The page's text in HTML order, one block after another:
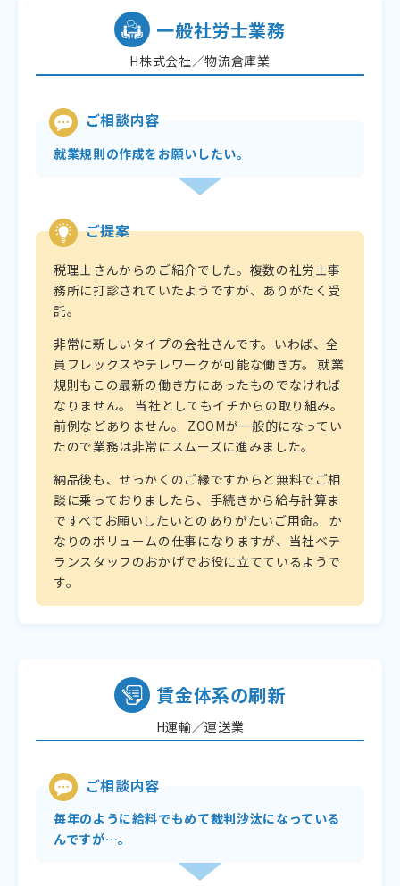
一般社労士業務
H株式会社／物流倉庫業
ご相談内容
就業規則の作成をお願いしたい。
ご提案
税理士さんからのご紹介でした。複数の社労士事
務所に打診されていたようですが、ありがたく受
託。
非常に新しいタイプの会社さんです。いわば、全
員フレックスやテレワークが可能な働き方。 就業
規則もこの最新の働き方にあったものでなければ
なりません。 当社としてもイチからの取り組み。
前例などありません。 ZOOMが一般的になってい
たので業務は非常にスムーズに進みました。
納品後も、せっかくのご縁ですからと無料でご相
談に乗っておりましたら、手続きから給与計算ま
ですべてお願いしたいとのありがたいご用命。 か
なりのボリュームの仕事になりますが、当社ベテ
ランスタッフのおかげでお役に立てているようで
す。
賃金体系の刷新
H運輸／運送業
ご相談内容
毎年のように給料でもめて裁判沙汰になっている
んですが…。